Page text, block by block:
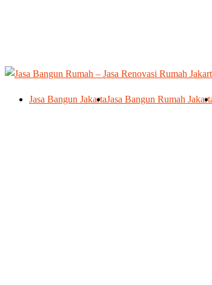
Jasa Bangun JakartaJasa Bangun Rumah